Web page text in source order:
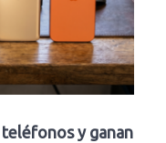
teléfonos y ganan